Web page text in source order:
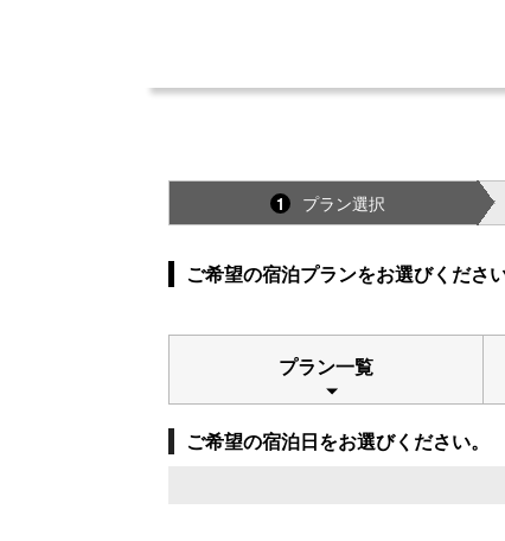
1 プラン選択
ご希望の宿泊プランをお選びください
プラン一覧
ご希望の宿泊日をお選びください。